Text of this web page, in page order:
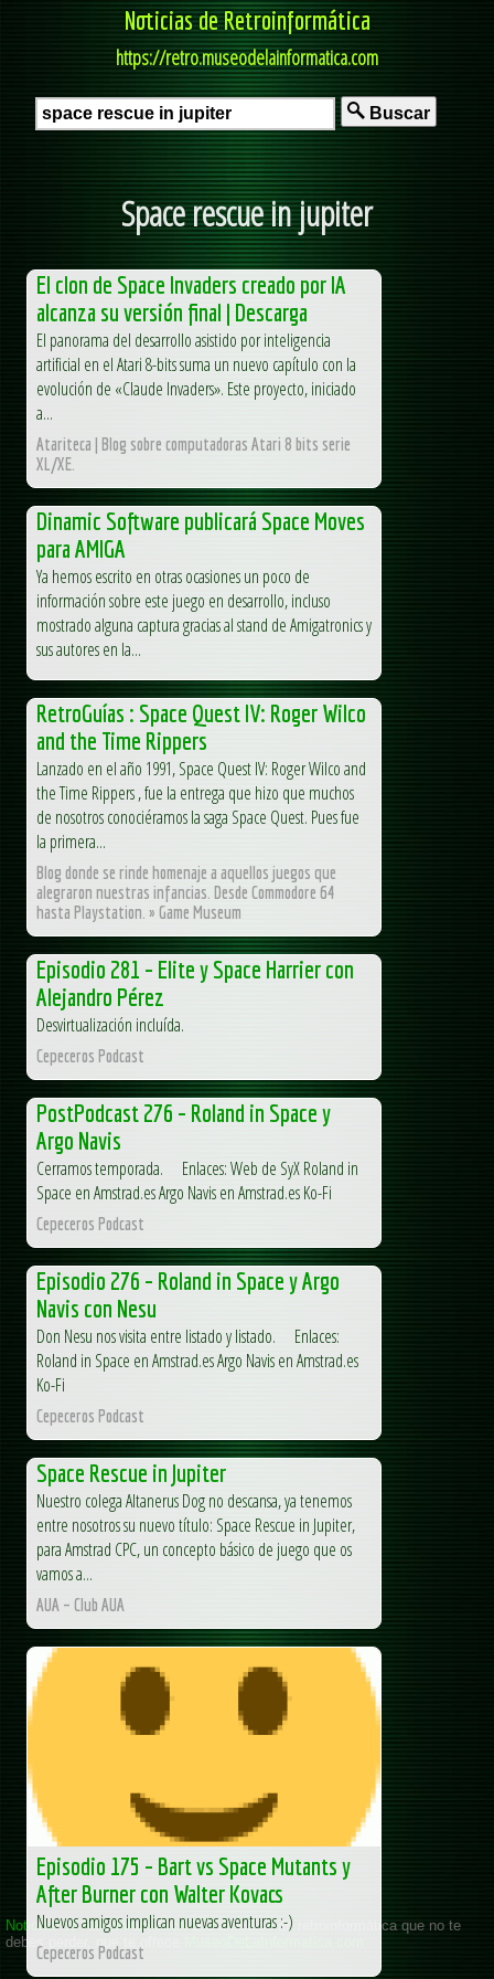
Noticias de Retroinformática
https://retro.museodelainformatica.com
Buscar
Space rescue in jupiter
El clon de Space Invaders creado por IA
alcanza su versión final | Descarga
El panorama del desarrollo asistido por inteligencia
artificial en el Atari 8-bits suma un nuevo capítulo con la
evolución de «Claude Invaders». Este proyecto, iniciado
a...
Atariteca | Blog sobre computadoras Atari 8 bits serie
XL/XE.
Dinamic Software publicará Space Moves
para AMIGA
Ya hemos escrito en otras ocasiones un poco de
información sobre este juego en desarrollo, incluso
mostrado alguna captura gracias al stand de Amigatronics y
sus autores en la...
RetroGuías : Space Quest IV: Roger Wilco
and the Time Rippers
Lanzado en el año 1991, Space Quest IV: Roger Wilco and
the Time Rippers , fue la entrega que hizo que muchos
de nosotros conociéramos la saga Space Quest. Pues fue
la primera...
Blog donde se rinde homenaje a aquellos juegos que
alegraron nuestras infancias. Desde Commodore 64
hasta Playstation. » Game Museum
Episodio 281 – Elite y Space Harrier con
Alejandro Pérez
Desvirtualización incluída.
Cepeceros Podcast
PostPodcast 276 – Roland in Space y
Argo Navis
Cerramos temporada. Enlaces: Web de SyX Roland in
Space en Amstrad.es Argo Navis en Amstrad.es Ko-Fi
Cepeceros Podcast
Episodio 276 – Roland in Space y Argo
Navis con Nesu
Don Nesu nos visita entre listado y listado. Enlaces:
Roland in Space en Amstrad.es Argo Navis en Amstrad.es
Ko-Fi
Cepeceros Podcast
Space Rescue in Jupiter
Nuestro colega Altanerus Dog no descansa, ya tenemos
entre nosotros su nuevo título: Space Rescue in Jupiter,
para Amstrad CPC, un concepto básico de juego que os
vamos a...
AUA – Club AUA
Episodio 175 – Bart vs Space Mutants y
After Burner con Walter Kovacs
Nuevos amigos implican nuevas aventuras :-)
Cepeceros Podcast